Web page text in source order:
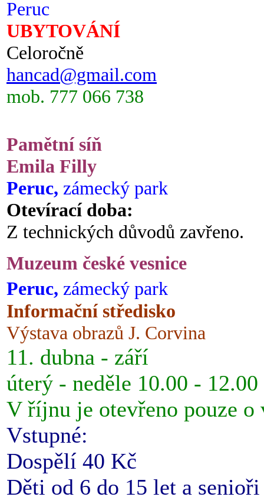
Peruc
UBYTOVÁNÍ
Celoročně
hancad@gmail.com
mob. 777 066 738
Pamětní síň
Emila Filly
Peruc, zámecký park
Otevírací doba:
Z technických důvodů zavřeno.
Muzeum české vesnice
Peruc, zámecký park
Informační středisko
Výstava obrazů J. Corvina
11. dubna - září
úterý - neděle 10.00 -
V říjnu je otevřeno pouze o
Vstupné:
Dospělí 40 Kč
Děti od 6 do 15 let a